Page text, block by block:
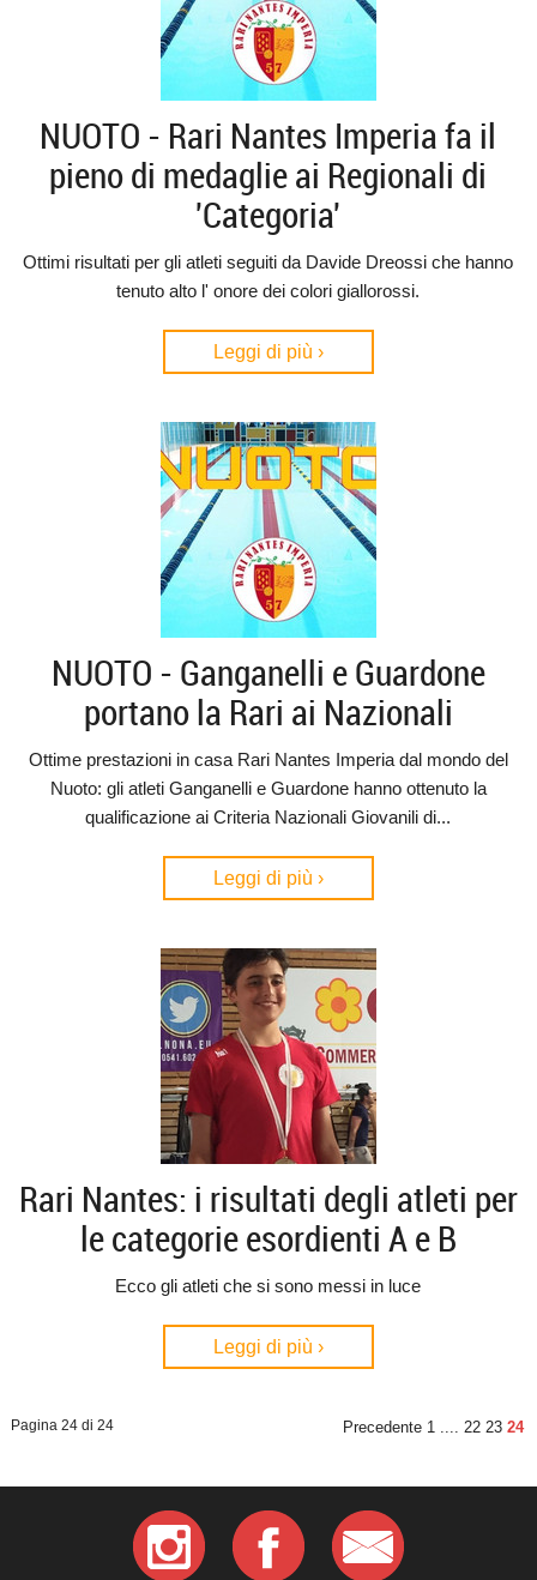
NUOTO - Rari Nantes Imperia fa il
pieno di medaglie ai Regionali di
'Categoria'
Ottimi risultati per gli atleti seguiti da Davide Dreossi che hanno
tenuto alto l' onore dei colori giallorossi.
Leggi di più ›
NUOTO - Ganganelli e Guardone
portano la Rari ai Nazionali
Ottime prestazioni in casa Rari Nantes Imperia dal mondo del
Nuoto: gli atleti Ganganelli e Guardone hanno ottenuto la
qualificazione ai Criteria Nazionali Giovanili di...
Leggi di più ›
Rari Nantes: i risultati degli atleti per
le categorie esordienti A e B
Ecco gli atleti che si sono messi in luce
Leggi di più ›
Pagina 24 di 24 Precedente 1 .... 22 23 24